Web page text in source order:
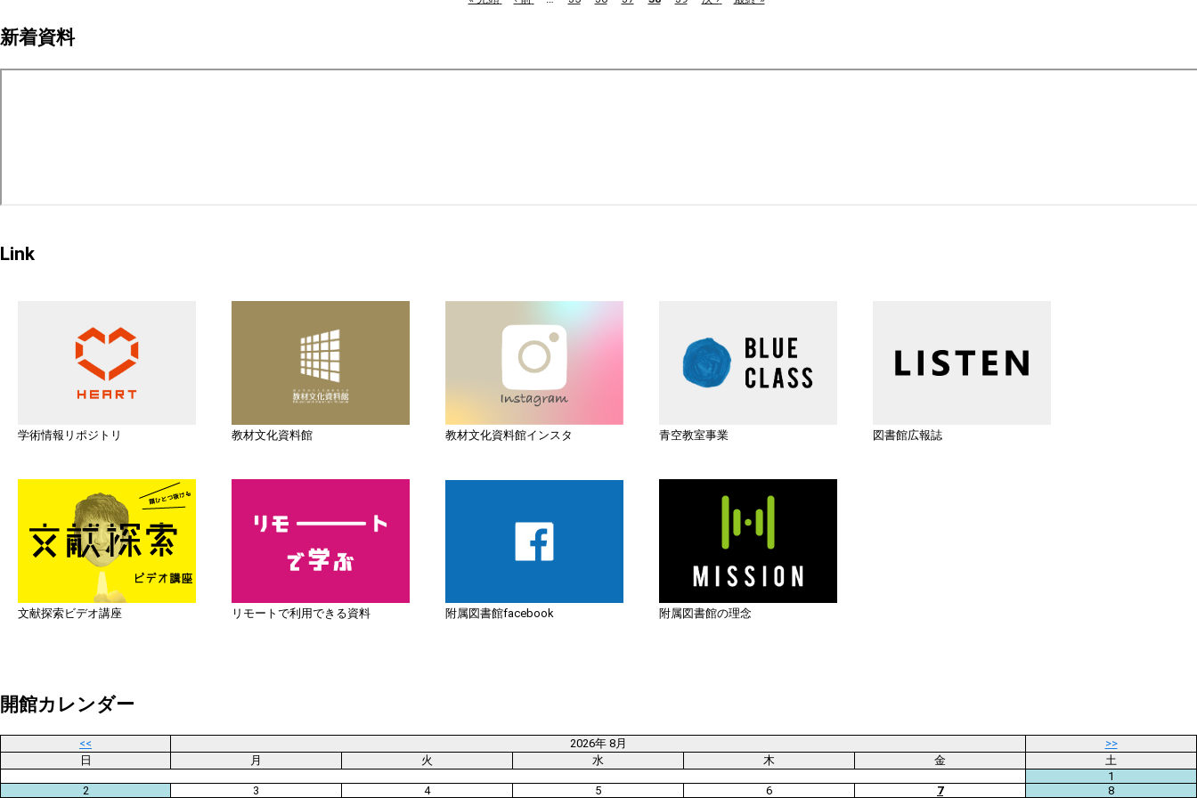
ー
新着資料
Link
学術情報リポジトリ 教材文化資料館 教材文化資料館インスタ 青空教室事業 図書館広報誌
文献探索ビデオ講座 リモートで利用できる資料 附属図書館facebook 附属図書館の理念
開館カレンダー
<< 2026年 8月
>>
日
月 火 水 木 金
土
1
2
3 4 5 6 7 8